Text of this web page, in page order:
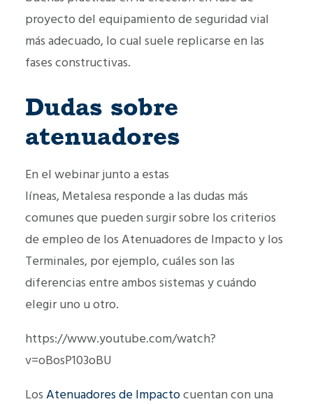
proyecto del equipamiento de seguridad vial
más adecuado, lo cual suele replicarse en las
fases constructivas.
Dudas sobre
atenuadores
En el webinar junto a estas
líneas, Metalesa responde a las dudas más
comunes que pueden surgir sobre los criterios
de empleo de los Atenuadores de Impacto y los
Terminales, por ejemplo, cuáles son las
diferencias entre ambos sistemas y cuándo
elegir uno u otro.
https://www.youtube.com/watch?
v=oBosP103oBU
Los Atenuadores de Impactocuentan con una